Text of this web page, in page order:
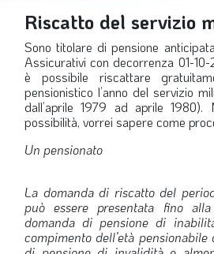
FOCUS
PROFESSIONE
TERZA PAGINA
LE FOTO DEL FIL ROUGE
IN QUESTO NUMERO
SCENARIO ECONOMICO
GOVERNANCE
FONDAZIONE
Riscatto del servizio
Sono titolare di pensione
Assicurativi con decorrenza 01-
è possibile riscattare
pensionistico l’anno del servizio
dall’aprile 1979 ad aprile
possibilità, vorrei sapere come
Un pensionato
La domanda di riscatto del
può essere presentata fino
domanda di pensione di
compimento dell’età